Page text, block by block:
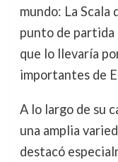
mundo: La
punto de partida
que lo llevaría
importantes de
A lo largo de su
una amplia
destacó